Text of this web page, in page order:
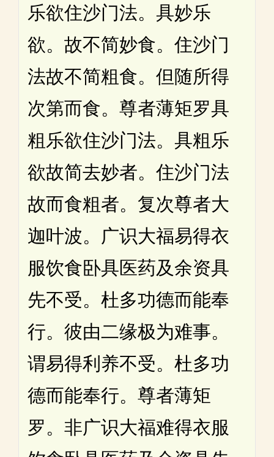
乐欲住沙门法。具妙乐
欲。故不简妙食。住沙门
法故不简粗食。但随所得
次第而食。尊者薄矩罗具
粗乐欲住沙门法。具粗乐
欲故简去妙者。住沙门法
故而食粗者。复次尊者大
迦叶波。广识大福易得衣
服饮食卧具医药及余资具
先不受。杜多功德而能奉
行。彼由二缘极为难事。
谓易得利养不受。杜多功
德而能奉行。尊者薄矩
罗。非广识大福难得衣服